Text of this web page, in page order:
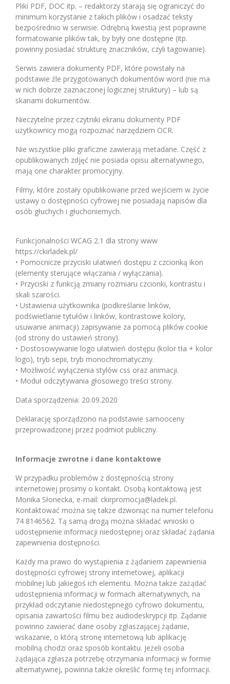
Pliki PDF, DOC itp. – redaktorzy starają się ograniczyć do
minimum korzystanie z takich plików i osadzać teksty
bezpośrednio w serwisie. Odrębną kwestią jest poprawne
formatowanie plików tak, by były one dostępne (itp.
powinny posiadać strukturę znaczników, czyli tagowanie).
Serwis zawiera dokumenty PDF, które powstały na
podstawie źle przygotowanych dokumentów word (nie ma
w nich dobrze zaznaczonej logicznej struktury) – lub są
skanami dokumentów.
Nieczytelne przez czytniki ekranu dokumenty PDF
użytkownicy mogą rozpoznać narzędziem OCR.
Nie wszystkie pliki graficzne zawierają metadane. Część z
opublikowanych zdjęć nie posiada opisu alternatywnego,
mają one charakter promocyjny.
Filmy, które zostały opublikowane przed wejściem w życie
ustawy o dostępności cyfrowej nie posiadają napisów dla
osób głuchych i głuchoniemych.
Funkcjonalności WCAG 2.1 dla strony www
https://ckirladek.pl/
• Pomocnicze przyciski ułatwień dostępu z czcionką ikon
(elementy sterujące włączania / wyłączania).
• Przyciski z funkcją zmiany rozmiaru czcionki, kontrastu i
skali szarości.
• Ustawienia użytkownika (podkreślanie linków,
podświetlanie tytułów i linków, kontrastowe kolory,
usuwanie animacji) zapisywanie za pomocą plików cookie
(od strony do ustawień strony).
• Dostosowywanie logo ułatwień dostępu (kolor tła + kolor
logo), tryb sepii, tryb monochromatyczny.
• Możliwość wyłączenia stylów css oraz animacji.
• Moduł odczytywania głosowego treści strony.
Data sporządzenia: 20.09.2020
Deklarację sporządzono na podstawie samooceny
przeprowadzonej przez podmiot publiczny.
Informacje zwrotne i dane kontaktowe
W przypadku problemów z dostępnością strony
internetowej prosimy o kontakt. Osobą kontaktową jest
Monika Słonecka, e-mail: ckirpromocja@ladek.pl.
Kontaktować można się także dzwoniąc na numer telefonu
74 8146562. Tą samą drogą można składać wnioski o
udostępnienie informacji niedostępnej oraz składać żądania
zapewnienia dostępności.
Każdy ma prawo do wystąpienia z żądaniem zapewnienia
dostępności cyfrowej strony internetowej, aplikacji
mobilnej lub jakiegoś ich elementu. Można także zażądać
udostępnienia informacji w formach alternatywnych, na
przykład odczytanie niedostępnego cyfrowo dokumentu,
opisania zawartości filmu bez audiodeskrypcji itp. Żądanie
powinno zawierać dane osoby zgłaszającej żądanie,
wskazanie, o którą stronę internetową lub aplikację
mobilną chodzi oraz sposób kontaktu. Jeżeli osoba
żądająca zgłasza potrzebę otrzymania informacji w formie
alternatywnej, powinna także określić formę tej informacji.